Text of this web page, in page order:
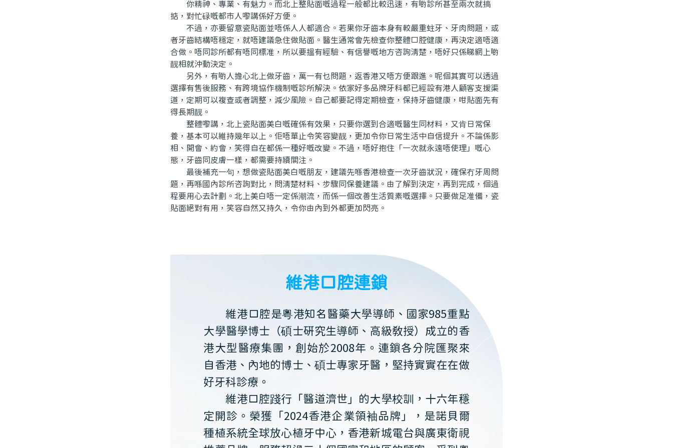
你精神、專業、有魅力。而北上整貼面嘅過程一般都比較迅速，有啲診所甚至兩次就搞
掂，對忙碌嘅都市人嚟講係好方便。
不過，亦要留意瓷貼面並唔係人人都適合。若果你牙齒本身有較嚴重蛀牙、牙肉問題，或
者牙齒結構唔穩定，就唔建議急住做貼面。醫生通常會先檢查你整體口腔健康，再決定適唔適
合做。唔同診所都有唔同標准，所以要搵有經驗、有信譽嘅地方咨詢清楚，唔好只係睇網上啲
靓相就沖動決定。
另外，有啲人擔心北上做牙齒，萬一有乜問題，返香港又唔方便跟進。呢個其實可以透過
選擇有售後服務、有跨境協作機制嘅診所解決。依家好多品牌牙科都已經設有港人顧客支援渠
道，定期可以複查或者調整，減少風險。自己都要記得定期檢查，保持牙齒健康，咁貼面先有
得長期靓。
整體嚟講，北上瓷貼面美白嘅確係有效果，只要你選到合適嘅醫生同材料，又肯日常保
養，基本可以維持幾年以上。佢唔單止令笑容變靓，更加令你日常生活中自信提升。不論係影
相、開會、約會，笑得自在都係一種好嘅改變。不過，唔好抱住「一次就永遠唔使理」嘅心
態，牙齒同皮膚一樣，都需要持續關注。
最後補充一句，想做瓷貼面美白嘅朋友，建議先喺香港檢查一次牙齒狀況，確保冇牙周問
題，再喺國內診所咨詢對比，問清楚材料、步驟同保養建議。由了解到決定，再到完成，個過
程要用心去計劃。北上美白唔一定係潮流，而係一個改善生活質素嘅選擇。只要做足准備，瓷
貼面絕對有用，笑容自然又持久，令你由內到外都更加閃亮。
維港口腔連鎖
維港口腔是粵港知名醫藥大學導師、國家985重點
大學醫學博士（碩士研究生導師、高級教授）成立的香
港大型醫療集團，創始於2008年。連鎖各分院匯聚來
自香港、內地的博士、碩士專家牙醫，堅持實實在在做
好牙科診療。
維港口腔踐行「醫道濟世」的大學校訓，十六年穩
定開診。榮獲「2024香港企業領袖品牌」，是諾貝爾
種植系統全球放心植牙中心，香港新城電台與廣東衛視